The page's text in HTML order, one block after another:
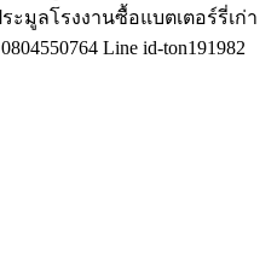
มูลโรงงานซื้อแบตเตอร์รี่เก่า
Line id-ton191982